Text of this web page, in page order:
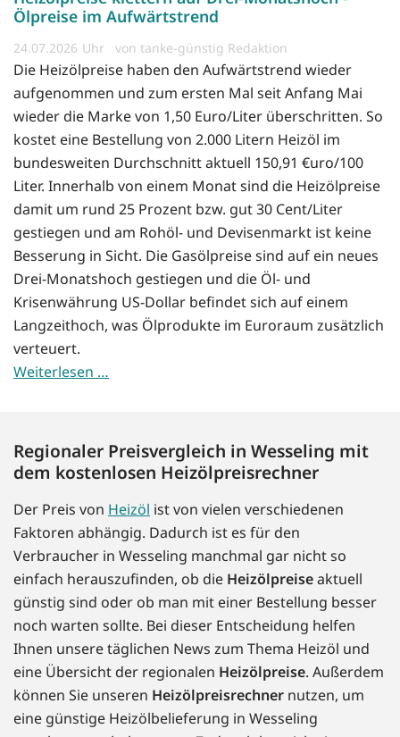
Ölpreise im Aufwärtstrend
24.07.2026 von tanke-günstig Redaktion
Die Heizölpreise haben den Aufwärtstrend wieder
aufgenommen und zum ersten Mal seit Anfang Mai
wieder die Marke von 1,50 Euro/Liter überschritten. So
kostet eine Bestellung von 2.000 Litern Heizöl im
bundesweiten Durchschnitt aktuell 150,91 €uro/100
Liter. Innerhalb von einem Monat sind die Heizölpreise
damit um rund 25 Prozent bzw. gut 30 Cent/Liter
gestiegen und am Rohöl- und Devisenmarkt ist keine
Besserung in Sicht. Die Gasölpreise sind auf ein neues
Drei-Monatshoch gestiegen und die Öl- und
Krisenwährung US-Dollar befindet sich auf einem
Langzeithoch, was Ölprodukte im Euroraum zusätzlich
verteuert.
Weiterlesen …
Regionaler Preisvergleich in Wesseling mit
dem kostenlosen Heizölpreisrechner
Der Preis von Heizöl ist von vielen verschiedenen
Faktoren abhängig. Dadurch ist es für den
Verbraucher in Wesseling manchmal gar nicht so
einfach herauszufinden, ob die Heizölpreiseaktuell
günstig sind oder ob man mit einer Bestellung besser
noch warten sollte. Bei dieser Entscheidung helfen
Ihnen unsere täglichen News zum Thema Heizöl und
eine Übersicht der regionalen Heizölpreise. Außerdem
können Sie unseren Heizölpreisrechner nutzen, um
eine günstige Heizölbelieferung in Wesseling